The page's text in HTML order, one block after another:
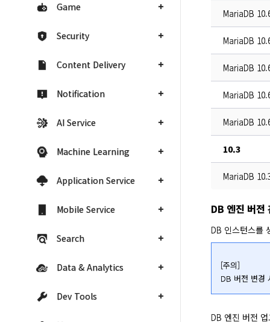
Game
Security
Content Delivery
Notification
AI Service
Machine Learning
Application Service
Mobile Service
Search
Data & Analytics
Dev Tools
MariaDB
MariaDB
MariaDB
MariaDB
MariaDB
10.3
MariaDB
DB 엔진 버전
DB 인스턴스를
[주의]
DB 버전 변경
DB 엔진 버전